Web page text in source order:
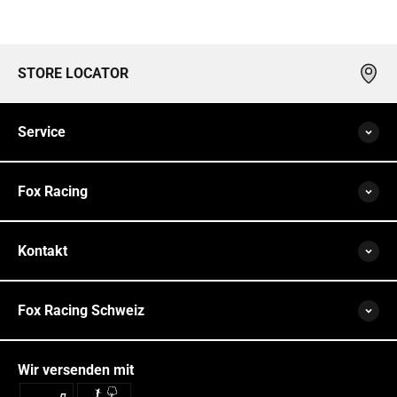
STORE LOCATOR
Service
Fox Racing
Kontakt
Fox Racing Schweiz
Wir versenden mit